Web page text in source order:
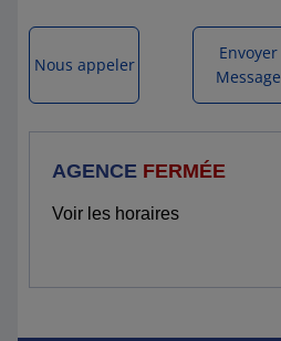
AGENCE FERMÉE
Voir les horaires
Nous appeler
Envoyer
Message